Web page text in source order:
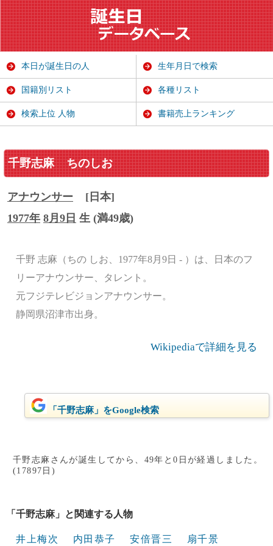
千野志麻 ちのしお
アナウンサー
[日本]
1977年 8月9日 生 (満49歳)
千野 志麻（ちの しお、1977年8月9日 - ）は、日本のフ
リーアナウンサー、タレント。
元フジテレビジョンアナウンサー。
静岡県沼津市出身。
Wikipediaで詳細を見る
「千野志麻」をGoogle検索
千野志麻さんが誕生してから、49年と0日が経過しました。
(17897日)
「千野志麻」と関連する人物
井上梅次 内田恭子 安倍晋三 扇千景
本日が誕生日の人 生年月日で検索
国籍別リスト 各種リスト
検索上位 人物 書籍売上ランキング